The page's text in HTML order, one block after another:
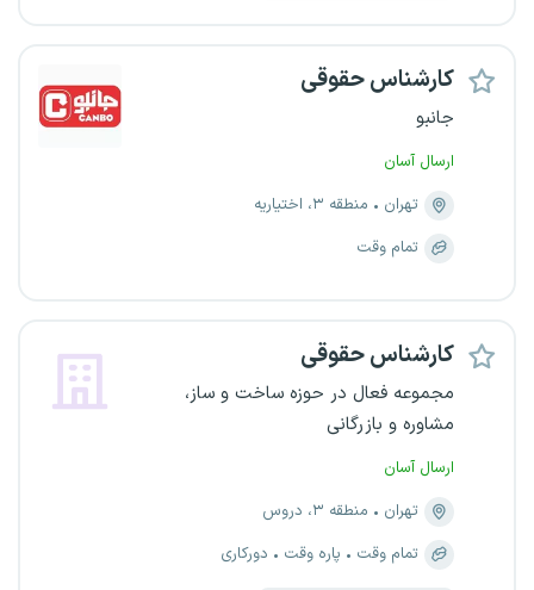
کارشناس حقوقی
جانبو
ارسال آسان
تهران
منطقه ۳، اختیاریه
تمام وقت
کارشناس حقوقی
مجموعه فعال در حوزه ساخت و ساز،
مشاوره و بازرگانی
ارسال آسان
تهران
منطقه ۳، دروس
تمام وقت
پاره وقت دورکاری